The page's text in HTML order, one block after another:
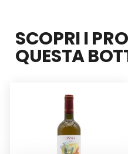
SCOPRI I
QUESTA